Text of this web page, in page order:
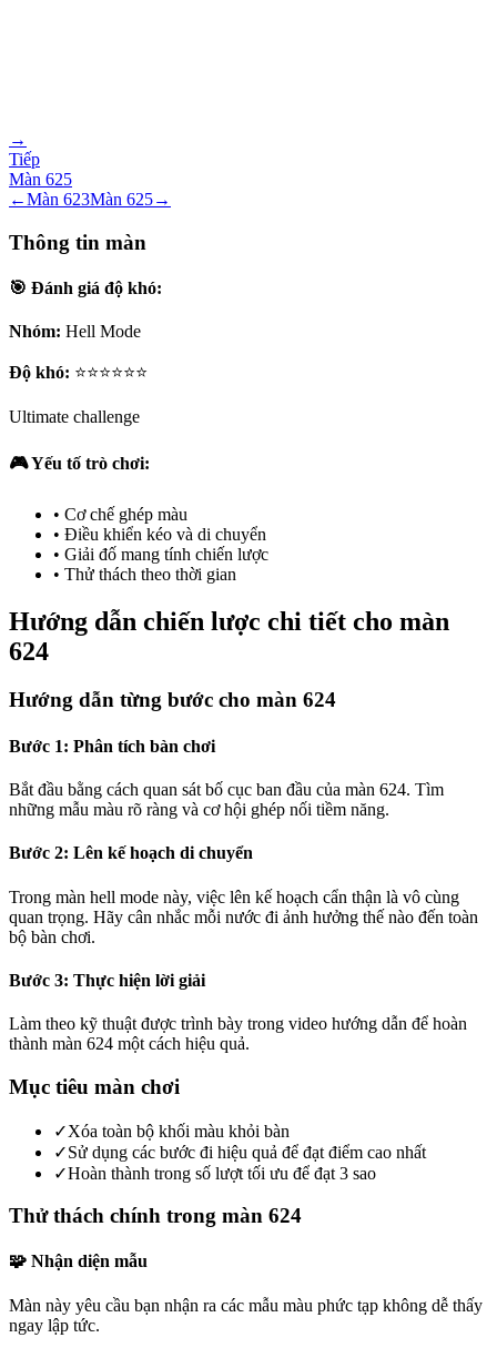
→
Tiếp
Màn 625
←Màn 623Màn 625→
Thông tin màn
🎯 Đánh giá độ khó:
Nhóm: Hell Mode
Độ khó: ⭐⭐⭐⭐⭐⭐
Ultimate challenge
🎮 Yếu tố trò chơi:
• Cơ chế ghép màu
• Điều khiển kéo và di chuyển
• Giải đố mang tính chiến lược
• Thử thách theo thời gian
Hướng dẫn chiến lược chi tiết cho màn
624
Hướng dẫn từng bước cho màn 624
Bước 1: Phân tích bàn chơi
Bắt đầu bằng cách quan sát bố cục ban đầu của màn 624. Tìm
những mẫu màu rõ ràng và cơ hội ghép nối tiềm năng.
Bước 2: Lên kế hoạch di chuyển
Trong màn hell mode này, việc lên kế hoạch cẩn thận là vô cùng
quan trọng. Hãy cân nhắc mỗi nước đi ảnh hưởng thế nào đến toàn
bộ bàn chơi.
Bước 3: Thực hiện lời giải
Làm theo kỹ thuật được trình bày trong video hướng dẫn để hoàn
thành màn 624 một cách hiệu quả.
Mục tiêu màn chơi
✓Xóa toàn bộ khối màu khỏi bàn
✓Sử dụng các bước đi hiệu quả để đạt điểm cao nhất
✓Hoàn thành trong số lượt tối ưu để đạt 3 sao
Thử thách chính trong màn 624
🧩 Nhận diện mẫu
Màn này yêu cầu bạn nhận ra các mẫu màu phức tạp không dễ thấy
ngay lập tức.